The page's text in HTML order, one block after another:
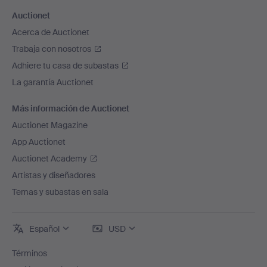
Auctionet
Acerca de Auctionet
Trabaja con nosotros
Adhiere tu casa de subastas
La garantía Auctionet
Más información de Auctionet
Auctionet Magazine
App Auctionet
Auctionet Academy
Artistas y diseñadores
Temas y subastas en sala
Español USD
Términos